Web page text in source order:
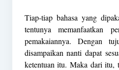
Tiap-tiap bahasa yang
tentunya memanfaatkan
pemakaiannya. Dengan
disampaikan nanti dapat
ketentuan itu. Maka dari itu,